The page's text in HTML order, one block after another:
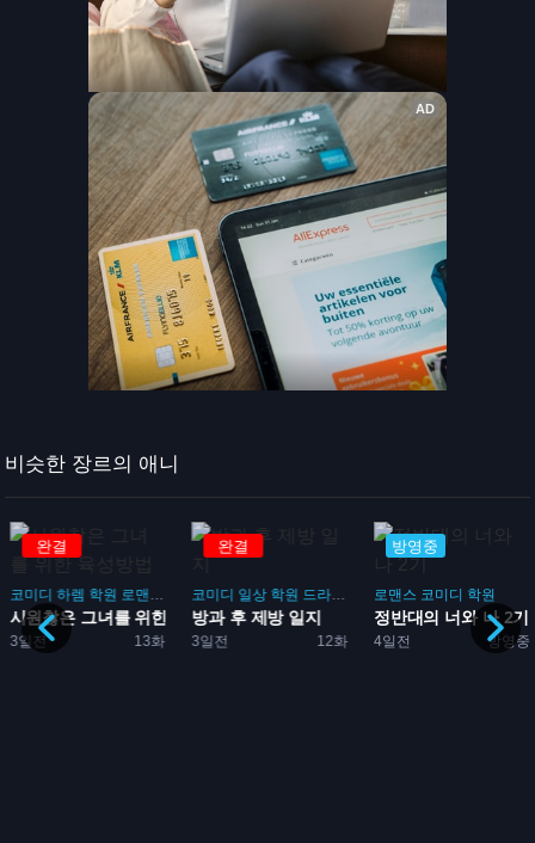
비슷한 장르의 애니
성방...
완결
코미디 하렘 학원 로맨스 게임
3일전 13화
시원찮은 그녀를 위한 육성방...
완결
코미디 일상 학원 드라마 부활동
3일전 12화
방과 후 제방 일지
방영중
로맨스 코미디 학원
4일전 방영중
정반대의 너와 나 2기